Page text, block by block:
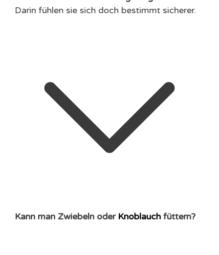
Darin fühlen sie sich doch bestimmt sicherer.
Kann man Zwiebeln oder Knoblauch füttern?